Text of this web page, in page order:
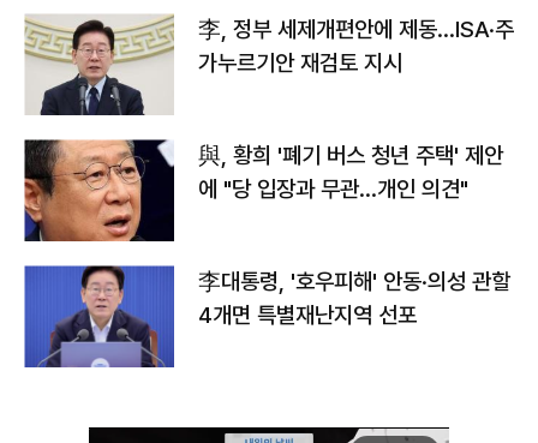
李, 정부 세제개편안에 제동…ISA·주
가누르기안 재검토 지시
與, 황희 '폐기 버스 청년 주택' 제안
에 "당 입장과 무관…개인 의견"
李대통령, '호우피해' 안동·의성 관할
4개면 특별재난지역 선포